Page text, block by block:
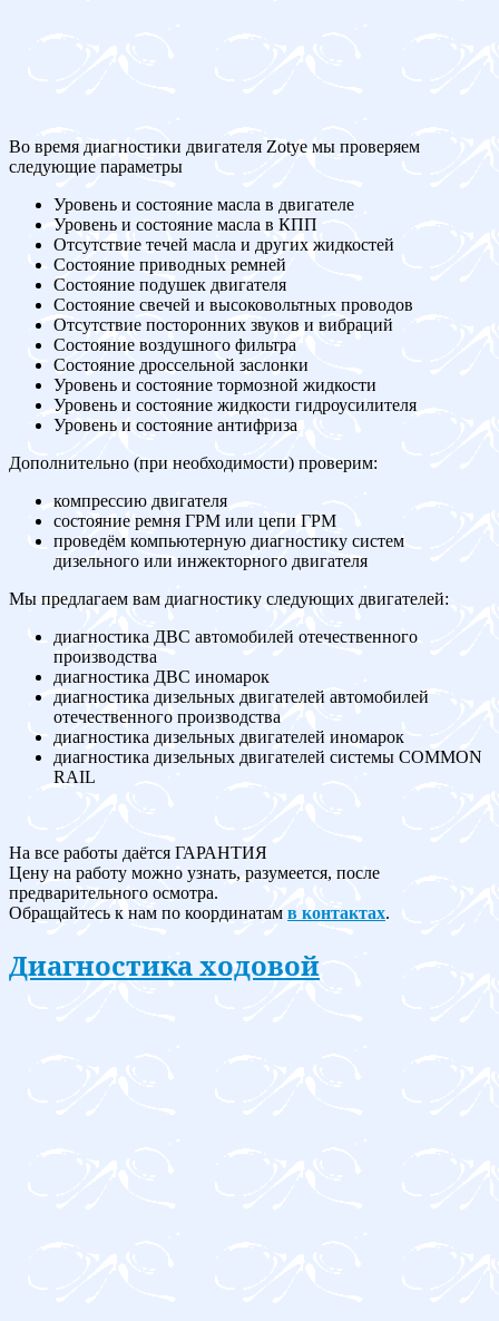
Во время диагностики двигателя Zotye мы проверяем
следующие параметры
Уровень и состояние масла в двигателе
Уровень и состояние масла в КПП
Отсутствие течей масла и других жидкостей
Состояние приводных ремней
Состояние подушек двигателя
Состояние свечей и высоковольтных проводов
Отсутствие посторонних звуков и вибраций
Состояние воздушного фильтра
Состояние дроссельной заслонки
Уровень и состояние тормозной жидкости
Уровень и состояние жидкости гидроусилителя
Уровень и состояние антифриза
Дополнительно (при необходимости) проверим:
компрессию двигателя
состояние ремня ГРМ или цепи ГРМ
проведём компьютерную диагностику систем
дизельного или инжекторного двигателя
Мы предлагаем вам диагностику следующих двигателей:
диагностика ДВС автомобилей отечественного
производства
диагностика ДВС иномарок
диагностика дизельных двигателей автомобилей
отечественного производства
диагностика дизельных двигателей иномарок
диагностика дизельных двигателей системы COMMON
RAIL
На все работы даётся ГАРАНТИЯ
Цену на работу можно узнать, разумеется, после
предварительного осмотра.
Обращайтесь к нам по координатам в контактах.
Диагностика ходовой